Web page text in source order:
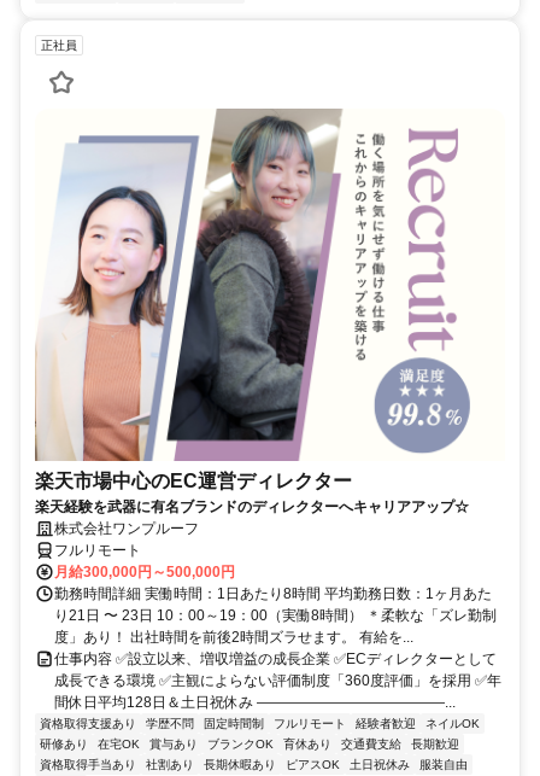
正社員
楽天市場中心のEC運営ディレクター
楽天経験を武器に有名ブランドのディレクターへキャリアアップ☆
株式会社ワンプルーフ
フルリモート
月給300,000円～500,000円
勤務時間詳細 実働時間：1日あたり8時間 平均勤務日数：1ヶ月あた
り21日 〜 23日 10：00～19：00（実働8時間） ＊柔軟な「ズレ勤制
度」あり！ 出社時間を前後2時間ズラせます。 有給を...
仕事内容 ✅設立以来、増収増益の成長企業 ✅ECディレクターとして
成長できる環境 ✅主観によらない評価制度「360度評価」を採用 ✅年
間休日平均128日＆土日祝休み ―――――――――――――...
資格取得支援あり 学歴不問 固定時間制 フルリモート 経験者歓迎
ネイルOK
研修あり
在宅OK 賞与あり ブランクOK 育休あり 交通費支給
長期歓迎
資格取得手当あり
社割あり 長期休暇あり ピアスOK 土日祝休み
服装自由